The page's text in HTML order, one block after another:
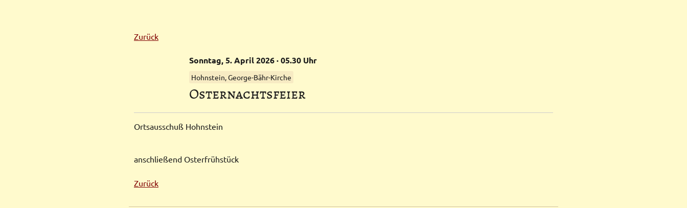
Zurück
Sonntag,5.April2026· 05.30 Uhr
Hohnstein, George-Bähr-Kirche
Oster­nachts­feier
Ortsausschuß Hohnstein
anschließend Osterfrühstück
Zurück